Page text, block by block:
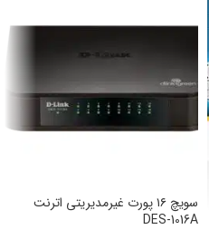
سویچ ۱۶ پورت غیرمدیریتی اترنت
DES-1016A